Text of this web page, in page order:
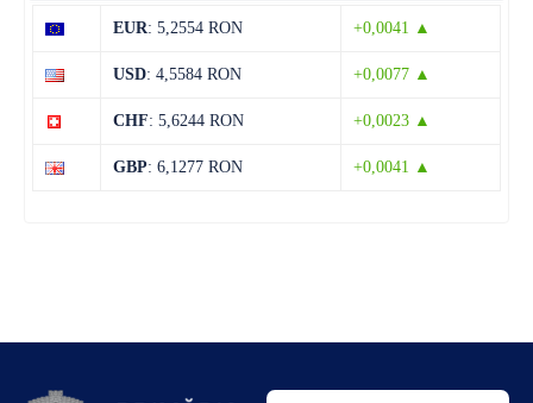
EUR: 5,2554 RON +0,0041 ▲
USD: 4,5584 RON +0,0077 ▲
CHF: 5,6244 RON +0,0023 ▲
GBP: 6,1277 RON +0,0041 ▲